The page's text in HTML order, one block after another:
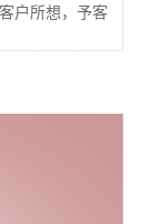
户所想，予客